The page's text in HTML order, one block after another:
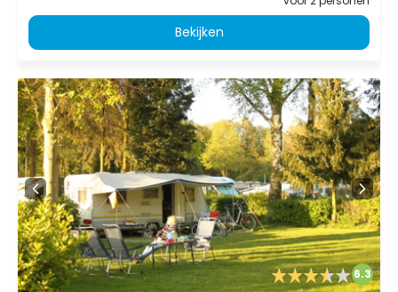
Bekijken
6.3